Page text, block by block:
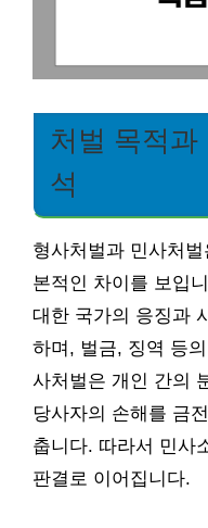
처벌 목적과
석
형사처벌과 민사처
본적인 차이를 보입
대한 국가의 응징과
하며, 벌금, 징역 등
사처벌은 개인 간의
당사자의 손해를 금
춥니다. 따라서 민사
판결로 이어집니다.